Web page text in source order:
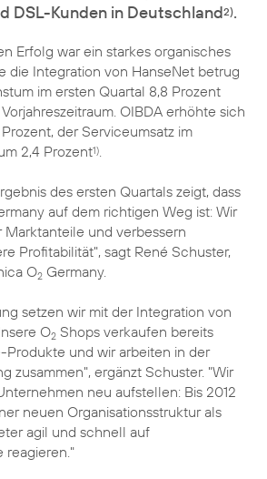
DSL-Kunden in Deutschland2).
Erfolg war ein starkes organisches
die Integration von HanseNet betrug
im ersten Quartal 8,8 Prozent
OIBDA erhöhte sich
der Serviceumsatz im
2,4 Prozent1).
des ersten Quartals zeigt, dass
auf dem richtigen Weg ist: Wir
und verbessern
Profitabilität", sagt René Schuster,
O2 Germany.
setzen wir mit der Integration von
O2 Shops verkaufen bereits
und wir arbeiten in der
zusammen", ergänzt Schuster. "Wir
neu aufstellen: Bis 2012
neuen Organisationsstruktur als
agil und schnell auf
reagieren."